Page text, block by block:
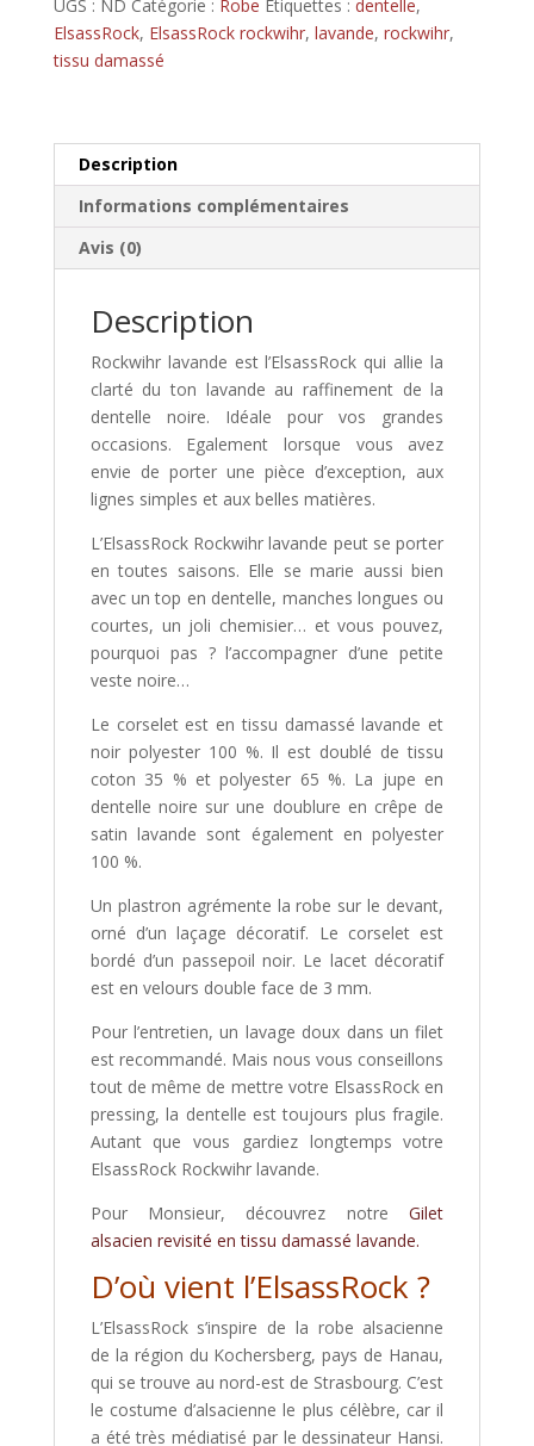
UGS : ND Catégorie : Robe Étiquettes : dentelle,
ElsassRock, ElsassRock rockwihr, lavande, rockwihr,
tissu damassé
Description
Informations complémentaires
Avis (0)
Description
Rockwihr lavande est l’ElsassRock qui allie la
clarté du ton lavande au raffinement de la
dentelle noire. Idéale pour vos grandes
occasions. Egalement lorsque vous avez
envie de porter une pièce d’exception, aux
lignes simples et aux belles matières.
L’ElsassRock Rockwihr lavande peut se porter
en toutes saisons. Elle se marie aussi bien
avec un top en dentelle, manches longues ou
courtes, un joli chemisier… et vous pouvez,
pourquoi pas ? l’accompagner d’une petite
veste noire…
Le corselet est en tissu damassé lavande et
noir polyester 100 %. Il est doublé de tissu
coton 35 % et polyester 65 %. La jupe en
dentelle noire sur une doublure en crêpe de
satin lavande sont également en polyester
100 %.
Un plastron agrémente la robe sur le devant,
orné d’un laçage décoratif. Le corselet est
bordé d’un passepoil noir. Le lacet décoratif
est en velours double face de 3 mm.
Pour l’entretien, un lavage doux dans un filet
est recommandé. Mais nous vous conseillons
tout de même de mettre votre ElsassRock en
pressing, la dentelle est toujours plus fragile.
Autant que vous gardiez longtemps votre
ElsassRock Rockwihr lavande.
Pour Monsieur, découvrez notreGilet
alsacien revisité en tissu damassé lavande.
D’où vient l’ElsassRock ?
L’ElsassRock s’inspire de la robe alsacienne
de la région du Kochersberg, pays de Hanau,
qui se trouve au nord-est de Strasbourg. C’est
le costume d’alsacienne le plus célèbre, car il
a été très médiatisé par le dessinateur Hansi.